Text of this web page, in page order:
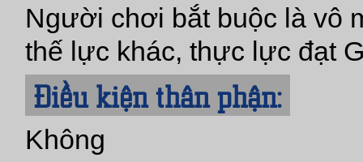
Người chơi bắt buộc là vô
thế lực khác, thực lực đạt
Điều kiện thân phận:
Không